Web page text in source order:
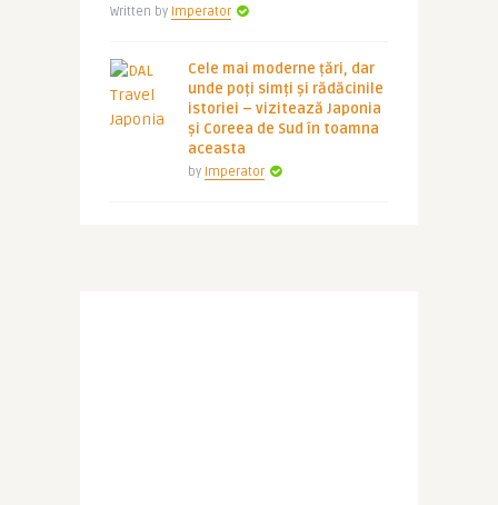
Written by Imperator
Cele mai moderne țări, dar
unde poți simți și rădăcinile
istoriei – vizitează Japonia
și Coreea de Sud în toamna
aceasta
by Imperator